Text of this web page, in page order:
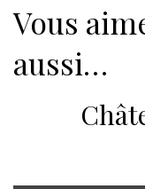
Vous
aussi…